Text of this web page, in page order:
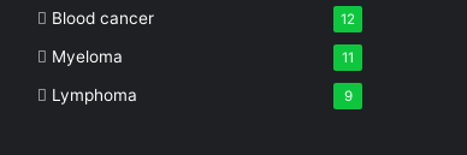
Blood cancer 12
Myeloma 11
Lymphoma 9